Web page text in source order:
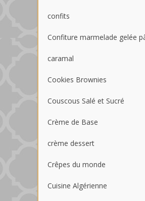
confits
Confiture marmelade gelée
caramal
Cookies Brownies
Couscous Salé et Sucré
Crème de Base
crème dessert
Crêpes du monde
Cuisine Algérienne